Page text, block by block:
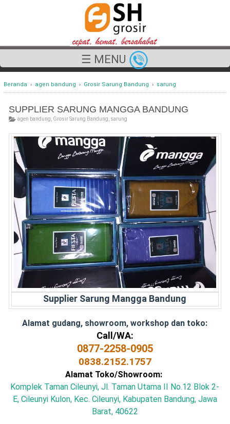
☰ MENU
Beranda › agen bandung › Grosir Sarung Bandung › sarung
SUPPLIER SARUNG MANGGA BANDUNG
agen bandung Grosir Sarung Bandung sarung
Supplier Sarung Mangga Bandung
Alamat gudang, showroom, workshop dan toko:
Call/WA:
0877-2258-0905
0838.2152.1757
Alamat Toko/Showroom:
Komplek Taman Cileunyi, Jl. Taman Utama II No.12 Blok 2-
E, Cileunyi Kulon, Kec. Cileunyi, Kabupaten Bandung, Jawa
Barat, 40622